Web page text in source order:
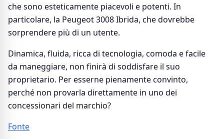
che sono esteticamente piacevoli e potenti. In
particolare, la Peugeot 3008 Ibrida, che dovrebbe
sorprendere più di un utente.
Dinamica, fluida, ricca di tecnologia, comoda e facile
da maneggiare, non finirà di soddisfare il suo
proprietario. Per esserne pienamente convinto,
perché non provarla direttamente in uno dei
concessionari del marchio?
Fonte